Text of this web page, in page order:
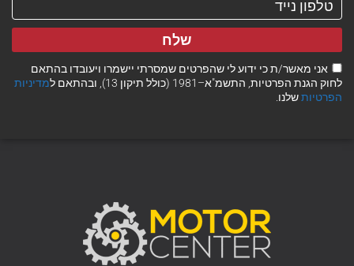
אני מאשר/ת כי ידוע לי שהפרטים שמסרתי יישמרו ויעובדו בהתאם
לחוק הגנת הפרטיות, התשמ"א–1981 (כולל תיקון 13), ובהתאם ל
מדיניות
הפרטיותשלנו.
שלח